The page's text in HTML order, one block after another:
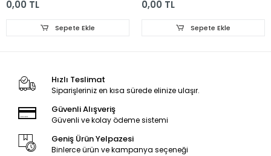
0,00 TL
Sepete Ekle
0,00 TL
Sepete Ekle
Hızlı Teslimat
Siparişleriniz en kısa sürede elinize ulaşır.
Güvenli Alışveriş
Güvenli ve kolay ödeme sistemi
Geniş Ürün Yelpazesi
Binlerce ürün ve kampanya seçeneği